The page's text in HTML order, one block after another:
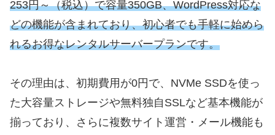
253円～（税込）で容量350GB、WordPress対応な
どの機能が含まれており、初心者でも手軽に始めら
れるお得なレンタルサーバープランです。
その理由は、初期費用が0円で、NVMe SSDを使っ
た大容量ストレージや無料独自SSLなど基本機能が
揃っており、さらに複数サイト運営・メール機能も